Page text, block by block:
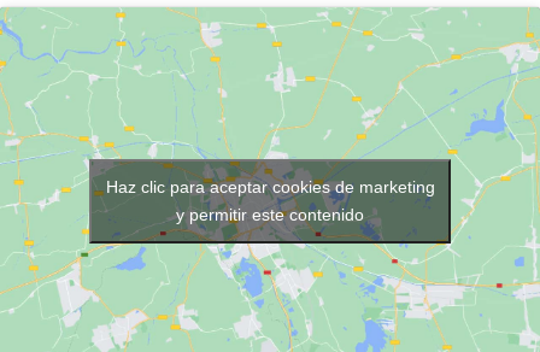
Haz clic para aceptar cookies de marketing
y permitir este contenido